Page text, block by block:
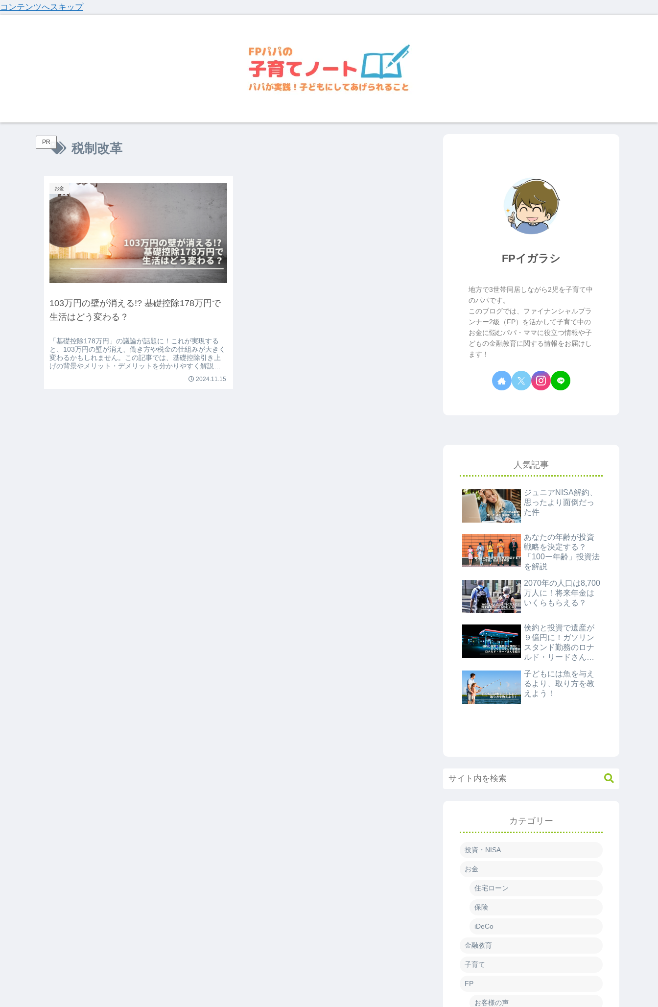
コンテンツへスキップ
PR 税制改革
お金
103万円の壁が消える!? 基礎控除178万円で
生活はどう変わる？
「基礎控除178万円」の議論が話題に！これが実現する
と、103万円の壁が消え、働き方や税金の仕組みが大きく
変わるかもしれません。この記事では、基礎控除引き上
げの背景やメリット・デメリットを分かりやすく解説し
2024.11.15
FPイガラシ
地方で3世帯同居しながら2児を子育て中
のパパです。
このブログでは、ファイナンシャルプラ
ンナー2級（FP）を活かして子育て中の
お金に悩むパパ・ママに役立つ情報や子
どもの金融教育に関する情報をお届けし
ます！
人気記事
ジュニアNISA解約、
思ったより面倒だっ
た件
あなたの年齢が投資
戦略を決定する？
「100ー年齢」投資法
を解説
2070年の人口は8,700
万人に！将来年金は
いくらもらえる？
倹約と投資で遺産が
９億円に！ガソリン
スタンド勤務のロナ
ルド・リードさんを
子どもには魚を与え
るより、取り方を教
えよう！
カテゴリー
投資・NISA
お金
住宅ローン
保険
iDeCo
金融教育
子育て
FP
お客様の声